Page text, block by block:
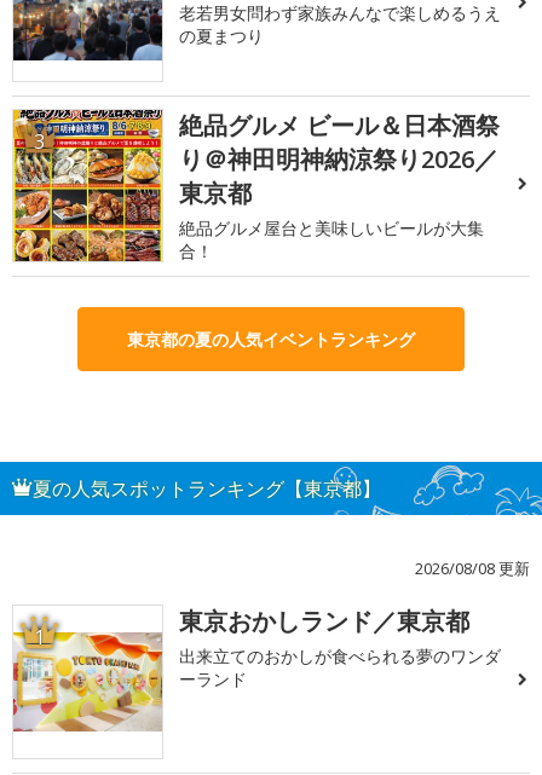
老若男女問わず家族みんなで楽しめるうえ
の夏まつり
3
絶品グルメ ビール＆日本酒祭
り＠神田明神納涼祭り2026／
東京都
絶品グルメ屋台と美味しいビールが大集
合！
東京都の夏の人気イベントランキング
夏の人気スポットランキング【東京都】
2026/08/08 更新
1 東京おかしランド／東京都
出来立てのおかしが食べられる夢のワンダ
ーランド